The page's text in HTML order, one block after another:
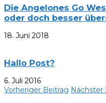
Die Angelones Go
oder doch besser
18. Juni 2018
Hallo Post?
6. Juli 2016
Vorheriger Beitrag Nächster